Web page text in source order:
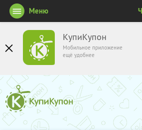
КупиКупон
Мобильное приложение
ещё удобнее
Меню